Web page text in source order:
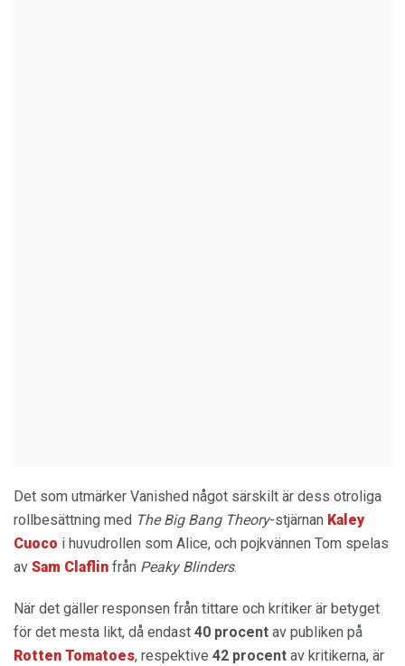
Det som utmärker Vanished något särskilt är dess otroliga
rollbesättning med The Big Bang Theory-stjärnan Kaley
Cuoco i huvudrollen som Alice, och pojkvännen Tom spelas
av Sam Claflin från Peaky Blinders.
När det gäller responsen från tittare och kritiker är betyget
för det mesta likt, då endast 40 procent av publiken på
Rotten Tomatoes, respektive 42 procent av kritikerna, är